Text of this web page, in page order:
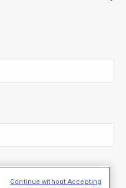
Continue without Accepting